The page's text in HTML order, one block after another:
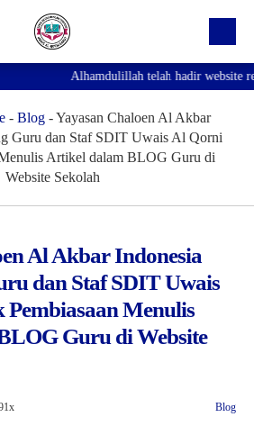
Alhamdulillah telah hadir website
- Blog -Yayasan Chaloen Al Akbar
Guru dan Staf SDIT Uwais Al Qorni
Artikel dalam BLOG Guru di
Website Sekolah
Al Akbar Indonesia
dan Staf SDIT Uwais
Menulis
Guru di Website
Blog